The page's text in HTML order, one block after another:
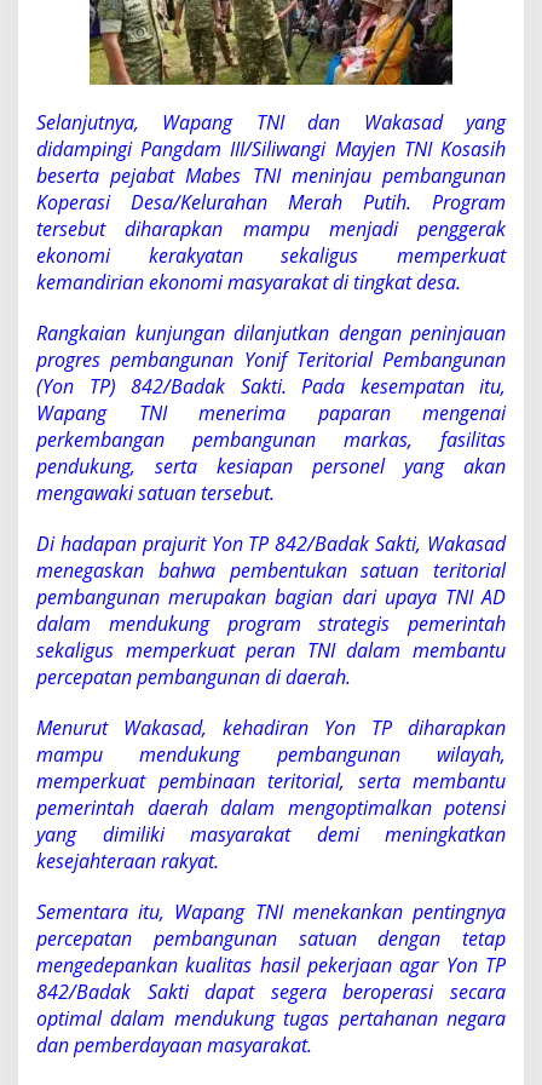
Selanjutnya, Wapang TNI dan Wakasad yang
didampingi Pangdam III/Siliwangi Mayjen TNI Kosasih
beserta pejabat Mabes TNI meninjau pembangunan
Koperasi Desa/Kelurahan Merah Putih. Program
tersebut diharapkan mampu menjadi penggerak
ekonomi kerakyatan sekaligus memperkuat
kemandirian ekonomi masyarakat di tingkat desa.
Rangkaian kunjungan dilanjutkan dengan peninjauan
progres pembangunan Yonif Teritorial Pembangunan
(Yon TP) 842/Badak Sakti. Pada kesempatan itu,
Wapang TNI menerima paparan mengenai
perkembangan pembangunan markas, fasilitas
pendukung, serta kesiapan personel yang akan
mengawaki satuan tersebut.
Di hadapan prajurit Yon TP 842/Badak Sakti, Wakasad
menegaskan bahwa pembentukan satuan teritorial
pembangunan merupakan bagian dari upaya TNI AD
dalam mendukung program strategis pemerintah
sekaligus memperkuat peran TNI dalam membantu
percepatan pembangunan di daerah.
Menurut Wakasad, kehadiran Yon TP diharapkan
mampu mendukung pembangunan wilayah,
memperkuat pembinaan teritorial, serta membantu
pemerintah daerah dalam mengoptimalkan potensi
yang dimiliki masyarakat demi meningkatkan
kesejahteraan rakyat.
Sementara itu, Wapang TNI menekankan pentingnya
percepatan pembangunan satuan dengan tetap
mengedepankan kualitas hasil pekerjaan agar Yon TP
842/Badak Sakti dapat segera beroperasi secara
optimal dalam mendukung tugas pertahanan negara
dan pemberdayaan masyarakat.